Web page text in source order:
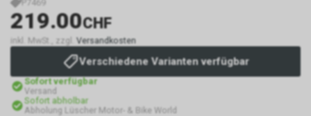
P7469
219.00CHF
inkl. MwSt., zzgl. Versandkosten
Verschiedene Varianten verfügbar
Sofort verfügbar
Versand
Sofort abholbar
Abholung Lüscher Motor- & Bike World